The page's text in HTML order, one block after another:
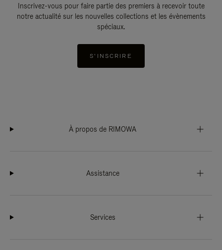
Inscrivez-vous pour faire partie des premiers à recevoir toute
notre actualité sur les nouvelles collections et les évènements
spéciaux.
S'INSCRIRE
À propos de RIMOWA
Assistance
Services